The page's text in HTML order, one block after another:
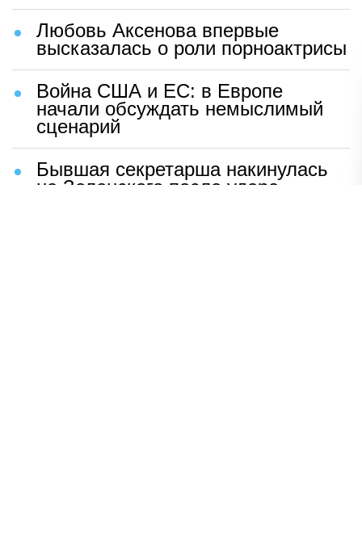
Любовь Аксенова впервые
высказалась о роли порноактрисы
Война США и ЕС: в Европе
начали обсуждать немыслимый
сценарий
Бывшая секретарша накинулась
на Зеленского после удара